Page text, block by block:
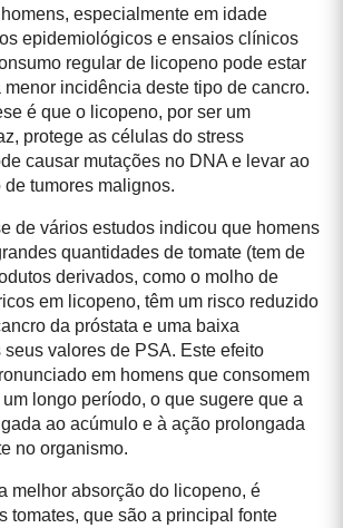
especialmente em idade
epidemiológicos e ensaios clínicos
regular de licopeno pode estar
incidência deste tipo de cancro.
é que o licopeno, por ser um
protege as células do stress
causar mutações no DNA e levar ao
tumores malignos.
de vários estudos indicou que homens
quantidades de tomate (tem de
derivados, como o molho de
em licopeno, têm um risco reduzido
da próstata e uma baixa
valores de PSA. Este efeito
em homens que consomem
um longo período, o que sugere que a
ao acúmulo e à ação prolongada
no organismo.
melhor absorção do licopeno, é
tomates, que são a principal fonte